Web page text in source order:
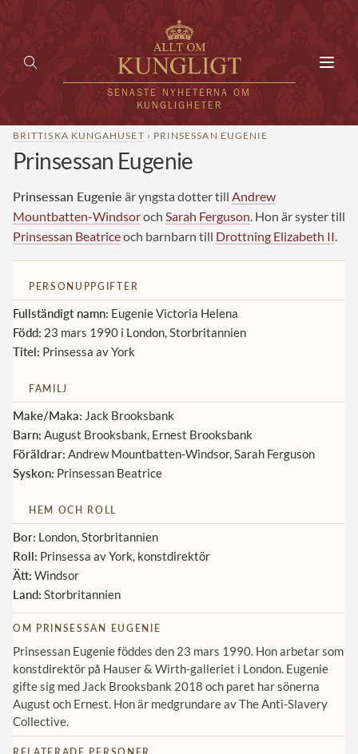
SENASTE NYHETERNA OM
KUNGLIGHETER
HEM
KUNGAFAMILJEN
UTLÄNDSKT
VÄRLDENS KUNGAHUS
Svenska kungahuset
Brittiska kungahuset
Danska kungahuset
Spanska kungahuset
Nederländska kungahuset
Jordanska kungahuset
Luxemburgska storhertighuset
Marockanska kungahuset
Monacos furstehus
REDAKTION
BRITTISKA KUNGAHUSET › PRINSESSAN EUGENIE
Prinsessan Eugenie
Prinsessan Eugenie är yngsta dotter till Andrew
Mountbatten-Windsoroch Sarah Ferguson . Hon är syster till
Prinsessan Beatriceoch barnbarn till Drottning Elizabeth II
PERSONUPPGIFTER
Fullständigt namn: Eugenie Victoria Helena
Född: 23 mars 1990 i London, Storbritannien
Titel: Prinsessa av York
FAMILJ
Make/Maka: Jack Brooksbank
Barn: August Brooksbank, Ernest Brooksbank
Föräldrar: Andrew Mountbatten-Windsor, Sarah Ferguson
Syskon: Prinsessan Beatrice
HEM OCH ROLL
Bor: London, Storbritannien
Roll: Prinsessa av York, konstdirektör
Ätt: Windsor
Land: Storbritannien
OM PRINSESSAN EUGENIE
Prinsessan Eugenie föddes den 23 mars 1990. Hon arbetar som
konstdirektör på Hauser & Wirth-galleriet i London. Eugenie
gifte sig med Jack Brooksbank 2018 och paret har sönerna
August och Ernest. Hon är medgrundare av The Anti-Slavery
Collective.